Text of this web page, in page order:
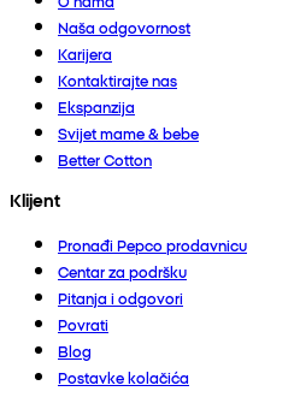
Naša odgovornost
Karijera
Kontaktirajte nas
Ekspanzija
Svijet mame & bebe
Better Cotton
Klijent
Pronađi Pepco prodavnicu
Centar za podršku
Pitanja i odgovori
Povrati
Blog
Postavke kolačića